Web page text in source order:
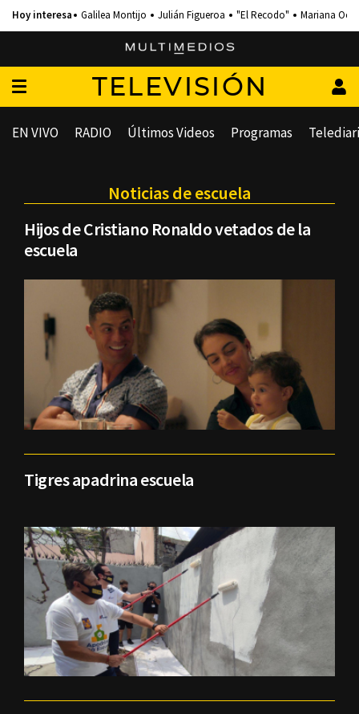
Galilea Montijo Julián Figueroa "El Recodo" Mariana
TELEVISIÓN
EN VIVO RADIO Últimos Videos Programas
Noticias de escuela
Hijos de Cristiano Ronaldo vetados de la
escuela
Tigres apadrina escuela